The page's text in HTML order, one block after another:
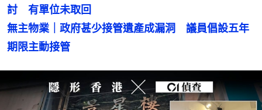
無主物業｜政府甚少接管遺產成漏洞　議員倡設五年
期限主動接管